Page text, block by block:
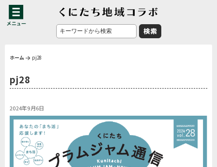
ホーム pj28
pj28
2024年9月6日